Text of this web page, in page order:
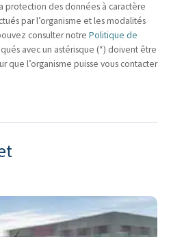
protection des données à caractère
par l’organisme et les modalités
consulter notre Politique de
avec un astérisque (*) doivent être
que l’organisme puisse vous contacter